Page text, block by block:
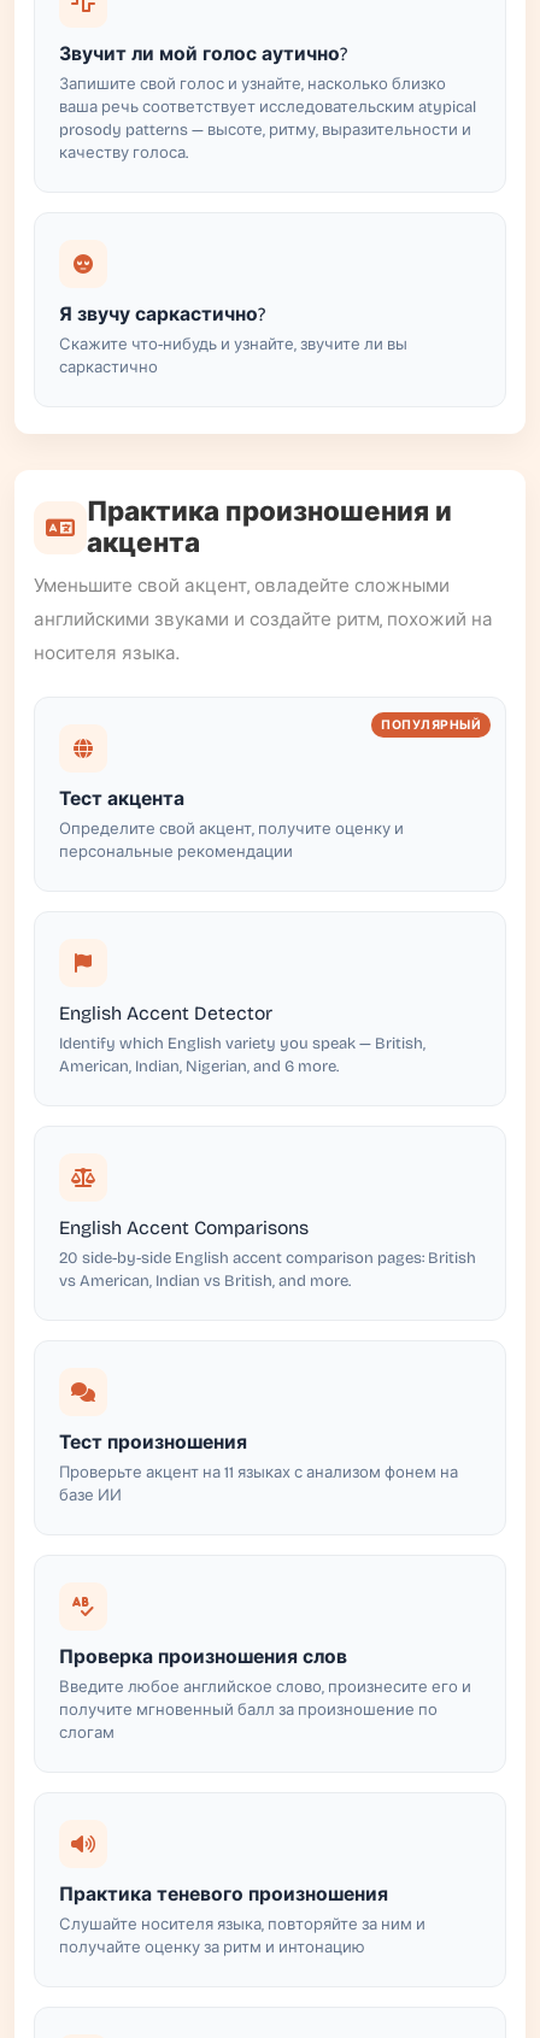
Звучит ли мой голос аутично?
Запишите свой голос и узнайте, насколько близко
ваша речь соответствует исследовательским atypical
prosody patterns — высоте, ритму, выразительности и
качеству голоса.
Я звучу саркастично?
Скажите что-нибудь и узнайте, звучите ли вы
саркастично
Практика произношения и
акцента
Уменьшите свой акцент, овладейте сложными
английскими звуками и создайте ритм, похожий на
носителя языка.
ПОПУЛЯРНЫЙ
Тест акцента
Определите свой акцент, получите оценку и
персональные рекомендации
English Accent Detector
Identify which English variety you speak — British,
American, Indian, Nigerian, and 6 more.
English Accent Comparisons
20 side-by-side English accent comparison pages: British
vs American, Indian vs British, and more.
Тест произношения
Проверьте акцент на 11 языках с анализом фонем на
базе ИИ
Проверка произношения слов
Введите любое английское слово, произнесите его и
получите мгновенный балл за произношение по
слогам
Практика теневого произношения
Слушайте носителя языка, повторяйте за ним и
получайте оценку за ритм и интонацию